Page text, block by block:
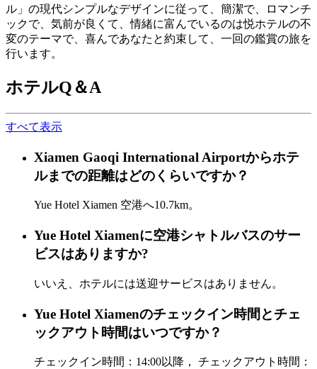
ル」の現代シンプルなデザインに従って、簡潔で、ロマンチ
ックで、気前が良くて、情緒に富んでいるのは悦ホテルの不
変のテーマで、喜んであなたと約束して、一回の鑑賞の旅を
行います。
ホテルQ＆A
すべて表示
Xiamen Gaoqi International Airportからホテ
ルまでの距離はどのくらいですか？
Yue Hotel Xiamen 空港へ10.7km。
Yue Hotel Xiamenに空港シャトルバスのサー
ビスはありますか?
いいえ、ホテルには送迎サービスはありません。
Yue Hotel Xiamenのチェックイン時間とチェ
ックアウト時間はいつですか？
チェックイン時間：14:00以降， チェックアウト時間：